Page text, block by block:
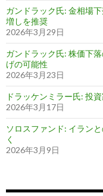
ガンドラック氏: 金相場
増しを推奨
2026年3月29日
ガンドラック氏: 株価下
げの可能性
2026年3月23日
ドラッケンミラー氏: 投
2026年3月17日
ソロスファンド: イラン
く
2026年3月9日